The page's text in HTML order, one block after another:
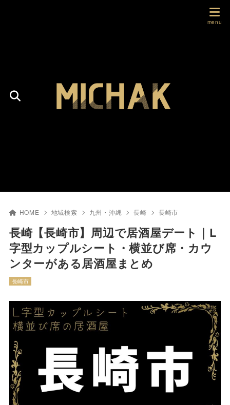
HOME 地域検索 九州・沖縄 長崎 長崎市
長崎【長崎市】周辺で居酒屋デート｜L
字型カップルシート・横並び席・カウ
ンターがある居酒屋まとめ
長崎市